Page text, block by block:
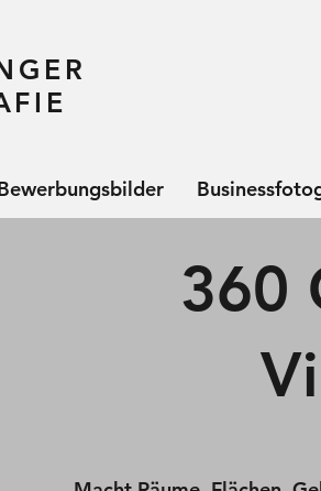
360